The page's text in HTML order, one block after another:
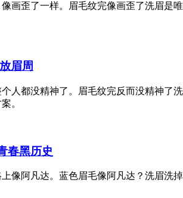
画歪了一样。眉毛纹完像画歪了洗眉是
眉周
人都没精神了。眉毛纹完反而没精神了
。
春黑历史
像阿凡达。蓝色眉毛像阿凡达？洗眉洗